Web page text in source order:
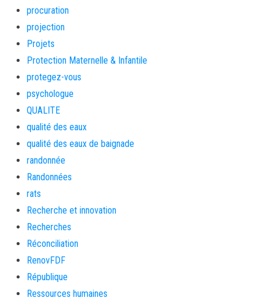
procuration
projection
Projets
Protection Maternelle & Infantile
protegez-vous
psychologue
QUALITE
qualité des eaux
qualité des eaux de baignade
randonnée
Randonnées
rats
Recherche et innovation
Recherches
Réconciliation
RenovFDF
République
Ressources humaines